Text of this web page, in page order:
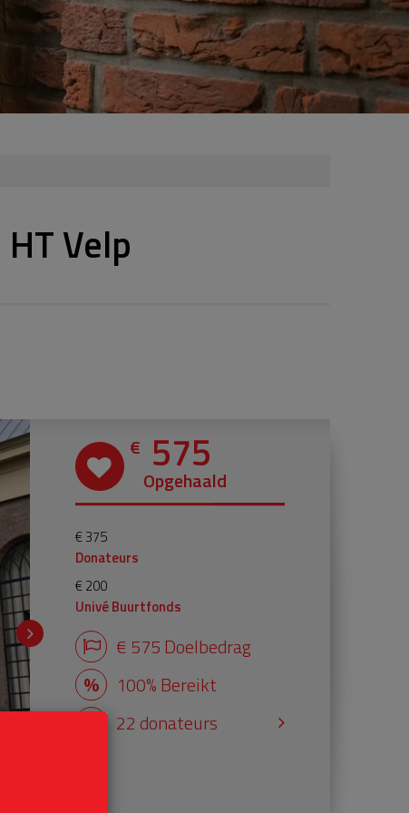
Velp
€ 575
Opgehaald
€ 375
Donateurs
€ 200
Univé Buurtfonds
€ 575 Doelbedrag
100% Bereikt
22 donateurs